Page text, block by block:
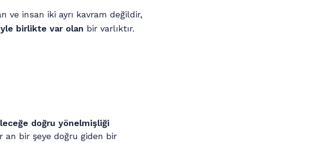
ve insan iki ayrı kavram değildir,
birlikte var olan bir varlıktır.
doğru yönelmişliği
an bir şeye doğru giden bir